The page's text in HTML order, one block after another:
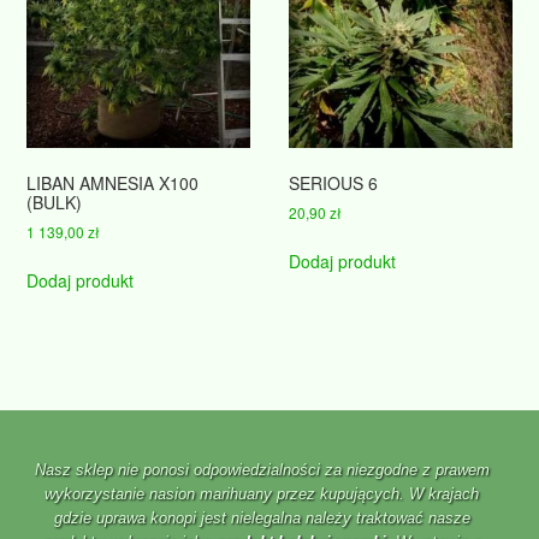
LIBAN AMNESIA X100
(BULK)
1 139,00zł
Dodaj produkt
SERIOUS 6
20,90zł
Dodaj produkt
Nasz sklep nie ponosi odpowiedzialności za niezgodne z prawem
wykorzystanie nasion marihuany przez kupujących. W krajach
gdzie uprawa konopi jest nielegalna należy traktować nasze